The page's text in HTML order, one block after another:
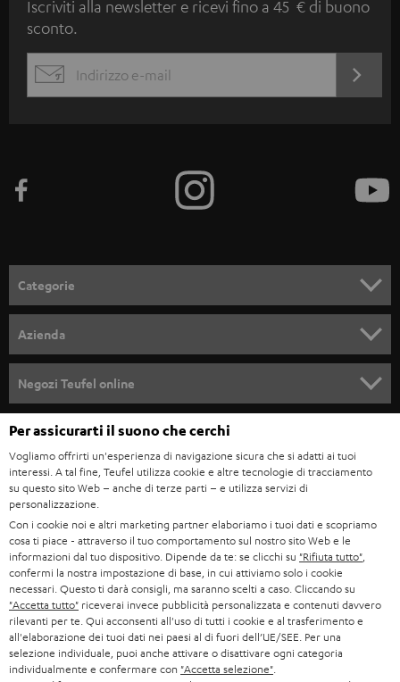
s
c
i
n
l
l
a
n
e
w
s
l
e
t
t
e
r
Iscriviti alla newsletter e ricevi fino a 45 € di buono
sconto.
EMAIL
ORA
Categorie
SOUNDBAR
STEREO
BLUETOOTH
CUFFIE
CUFFIE BLUETOOTH
SET STEREO
ALTOPARLANTE
ULTIMA
Azienda
CARRIERA
STAMPA
B2B
BLOG
NEWSLETTER
NEGOZI
VANTAGGI TEUFEL
Negozi Teufel online
GERMANIA
AUSTRIA
SVIZZERA
PAESI BASSI
BELGIO
FRANCIA
Per assicurarti il suono che cerchi
Vogliamo offrirti un'esperienza di navigazione sicura che si adatti ai tuoi
interessi. A tal fine, Teufel utilizza cookie e altre tecnologie di tracciamento
su questo sito Web – anche di terze parti – e utilizza servizi di
personalizzazione.
Con i cookie noi e altri marketing partner elaboriamo i tuoi dati e scopriamo
cosa ti piace - attraverso il tuo comportamento sul nostro sito Web e le
informazioni dal tuo dispositivo. Dipende da te: se clicchi su "Rifiuta tutto"
confermi la nostra impostazione di base, in cui attiviamo solo i cookie
necessari. Questo ti darà consigli, ma saranno scelti a caso. Cliccando su
"Accetta tutto" riceverai invece pubblicità personalizzata e contenuti davvero
rilevanti per te. Qui acconsenti all'uso di tutti i cookie e al trasferimento e
all'elaborazione dei tuoi dati nei paesi al di fuori dell’UE/SEE. Per una
selezione individuale, puoi anche attivare o disattivare ogni categoria
individualmente e confermare con "Accetta selezione"